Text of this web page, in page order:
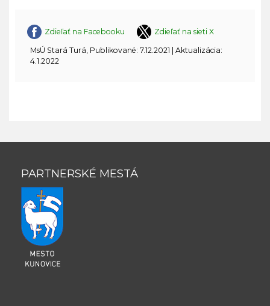
Zdieľať na Facebooku Zdieľať na sieti X
MsÚ Stará Turá, Publikované: 7.12.2021 | Aktualizácia:
4.1.2022
PARTNERSKÉ MESTÁ